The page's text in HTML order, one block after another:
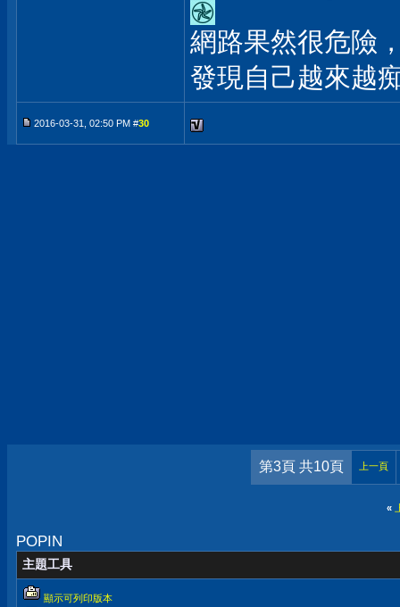
網路果然很危險
發現自己越來越
2016-03-31, 02:50 PM #30
第3頁 共10頁 上一頁
«
POPIN
主題工具
顯示可列印版本